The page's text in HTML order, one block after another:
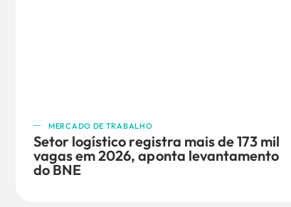
MERCADO DE TRABALHO
Setor logístico registra mais de 173 mil
vagas em 2026, aponta levantamento
do BNE